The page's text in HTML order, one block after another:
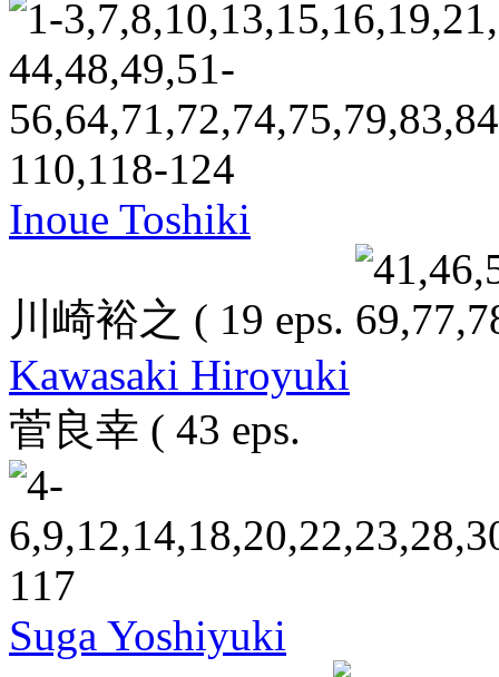
Inoue Toshiki
川崎裕之 ( 19 eps.
Kawasaki Hiroyuki
菅良幸 ( 43 eps.
Suga Yoshiyuki